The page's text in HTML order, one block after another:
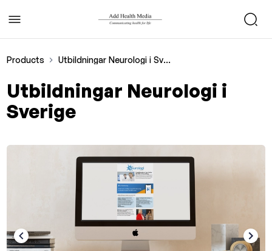
Products Utbildningar Neurologi i Sverige
Utbildningar Neurologi i
Sverige